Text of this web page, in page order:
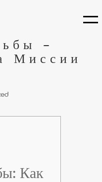
–
Миссии
Как